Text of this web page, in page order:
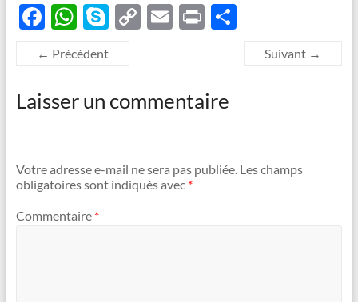
F
ac
e
b
o
k
W
h
at
s
A
p
S
y
p
e
C
y
Li
k
E P P
← Précédent Suivant →
Laisser un commentaire
Votre adresse e-mail ne sera pas publiée. Les champs
obligatoires sont indiqués avec *
Commentaire *